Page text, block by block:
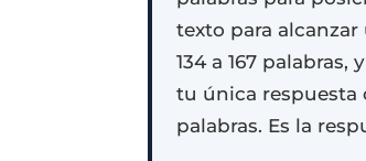
texto para
134 a 167
tu única respuesta
palabras. Es la